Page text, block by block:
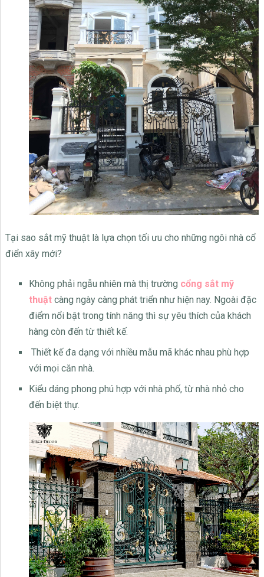
Tại sao sắt mỹ thuật là lựa chọn tối ưu cho những ngôi nhà cổ
điển xây mới?
Không phải ngẫu nhiên mà thị trường cổng sắt mỹ
thuậtcàng ngày càng phát triển như hiện nay. Ngoài đặc
điểm nổi bật trong tính năng thì sự yêu thích của khách
hàng còn đến từ thiết kế.
Thiết kế đa dạng với nhiều mẫu mã khác nhau phù hợp
với mọi căn nhà.
Kiểu dáng phong phú hợp với nhà phố, từ nhà nhỏ cho
đến biệt thự.